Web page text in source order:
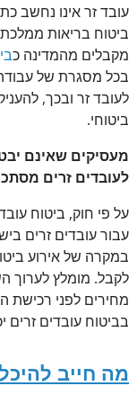
עובד זר אינו נחשב
ביטוח בריאות
מקבלים מהמדינה כ
בכל מסגרת של
לעובד זר ובכך,
ביטוחי.
מעסיקים שאינם
לעובדים זרים
על פי חוק, ביטוח
עבור עובדים זרים
במקרה של אירוע
לקבל. מומלץ לערוך
מחירים לפני רכישת
בביטוח עובדים
מה חייב